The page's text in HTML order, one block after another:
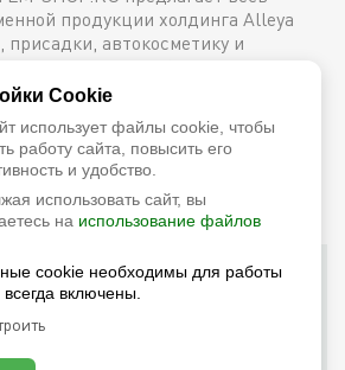
продукции холдинга Alleya
присадки, автокосметику и
содержит подробное описание
характеристиками и ценами.
продукцию с
можно сейчас же, оформив
посетив один из наших
Более подробную информацию
по телефону+7 (800) 600-48-38
магазин LM Shop © 2026
куки (соокіе) и куки третьих лиц для
целей, а также для того, чтобы
Продолжая просмотр этого сайта, вы
файлов куки в соответствии
условиями
Cookie
использует файлы cookie, чтобы
работу сайта, повысить его
и удобство.
использовать сайт, вы
на использование файлов
cookie необходимы для работы
включены.